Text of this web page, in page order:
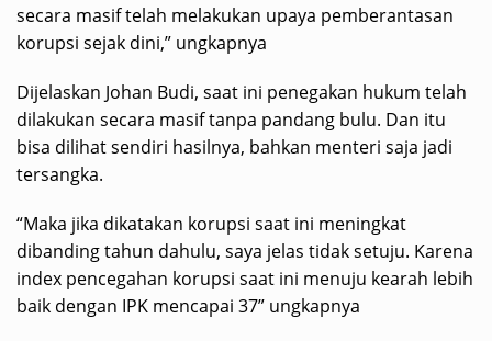
secara masif telah melakukan upaya pemberantasan
korupsi sejak dini,” ungkapnya
Dijelaskan Johan Budi, saat ini penegakan hukum telah
dilakukan secara masif tanpa pandang bulu. Dan itu
bisa dilihat sendiri hasilnya, bahkan menteri saja jadi
tersangka.
“Maka jika dikatakan korupsi saat ini meningkat
dibanding tahun dahulu, saya jelas tidak setuju. Karena
index pencegahan korupsi saat ini menuju kearah lebih
baik dengan IPK mencapai 37” ungkapnya